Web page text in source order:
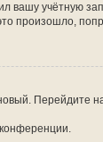
вашу учётную